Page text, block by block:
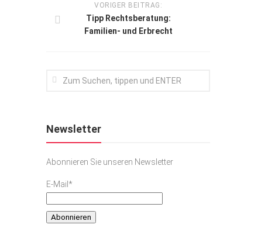
VORIGER BEITRAG:
Tipp Rechtsberatung:
Familien- und Erbrecht
Newsletter
Abonnieren Sie unseren Newsletter
E-Mail*